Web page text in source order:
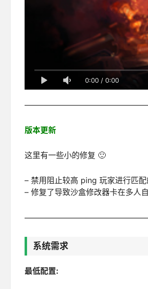
0:00 / 0:00
版本更新
这里有一些小的修复 🙂
– 禁用阻止较高 ping 玩家进行匹
– 修复了导致沙盒修改器卡在多人
系统需求
最低配置: